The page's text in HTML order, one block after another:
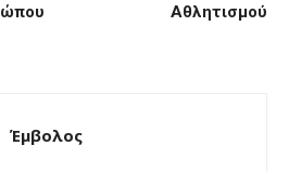
Αθλητισμού
Έμβολος